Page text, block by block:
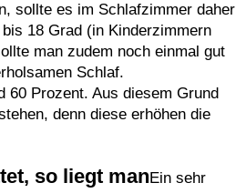
sollte es im Schlafzimmer daher
18 Grad (in Kinderzimmern
man zudem noch einmal gut
Schlaf.
60 Prozent. Aus diesem Grund
denn diese erhöhen die
so liegt manEin sehr